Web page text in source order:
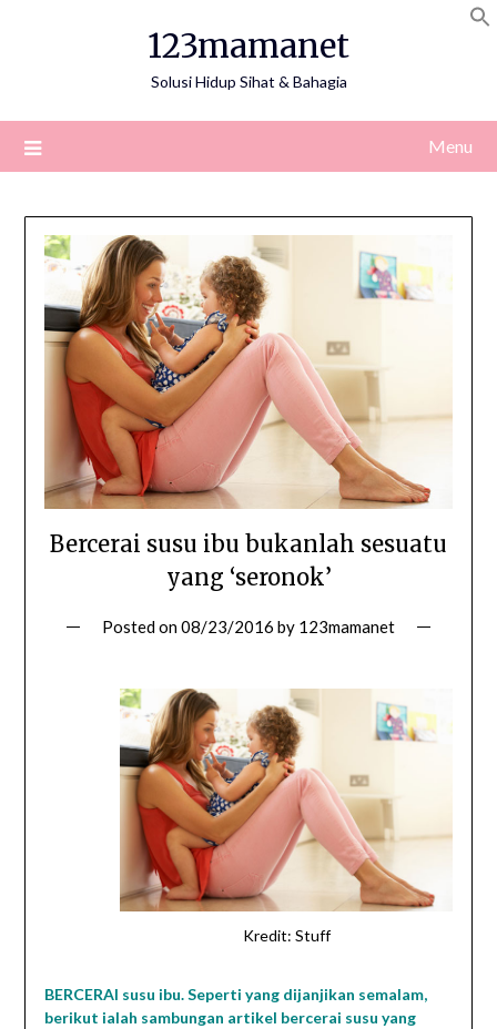
123mamanet
Solusi Hidup Sihat & Bahagia
Menu
Bercerai susu ibu bukanlah sesuatu
yang ‘seronok’
Posted on08/23/2016 by 123mamanet
Kredit: Stuff
BERCERAI susu ibu. Seperti yang dijanjikan semalam,
berikut ialah sambungan artikel bercerai susu yang